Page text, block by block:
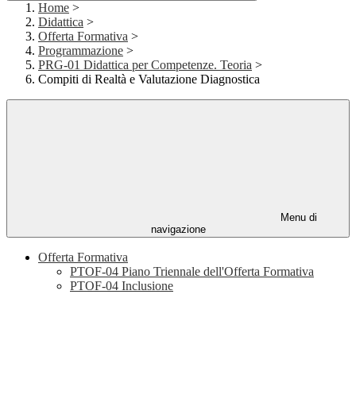
Home >
Didattica >
Offerta Formativa >
Programmazione >
PRG-01 Didattica per Competenze. Teoria >
Compiti di Realtà e Valutazione Diagnostica
Menu di
navigazione
Offerta Formativa
PTOF-04 Piano Triennale dell'Offerta Formativa
PTOF-04 Inclusione